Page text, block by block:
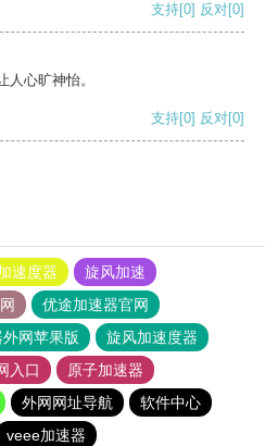
支持[0] 反对[0]
心旷神怡。
支持[0] 反对[0]
速度器
旋风加速
优途加速器官网
网苹果版
旋风加速度器
入口
原子加速器
外网网址导航
软件中心
veee加速器